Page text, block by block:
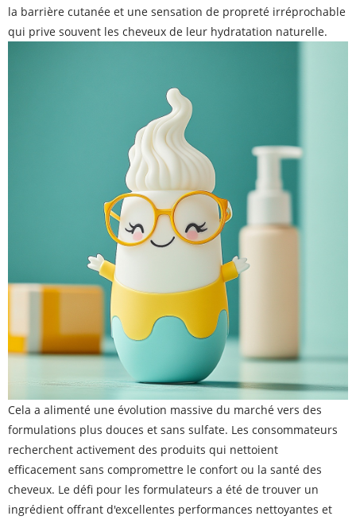
la barrière cutanée et une sensation de propreté irréprochable
qui prive souvent les cheveux de leur hydratation naturelle.
Cela a alimenté une évolution massive du marché vers des
formulations plus douces et sans sulfate. Les consommateurs
recherchent activement des produits qui nettoient
efficacement sans compromettre le confort ou la santé des
cheveux. Le défi pour les formulateurs a été de trouver un
ingrédient offrant d'excellentes performances nettoyantes et